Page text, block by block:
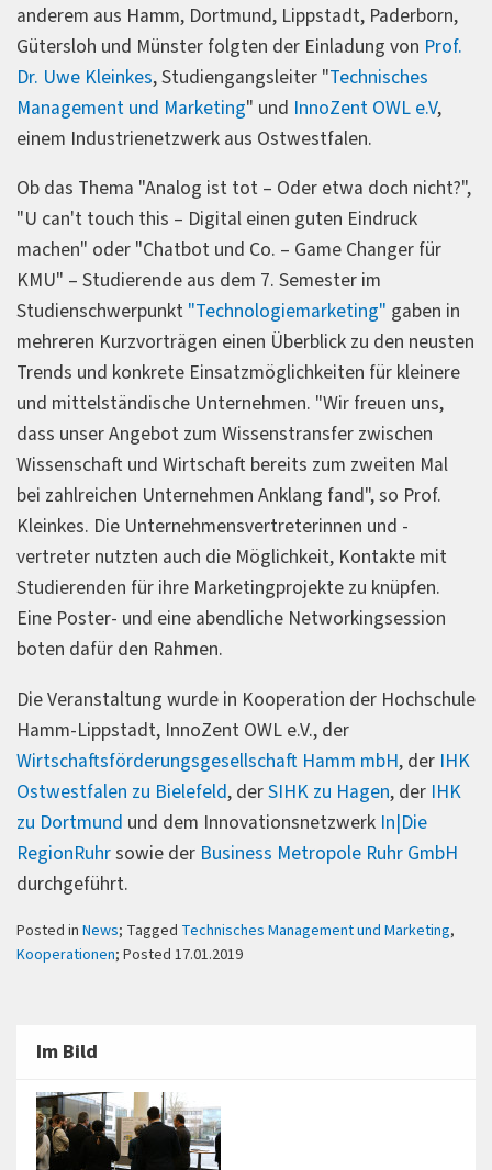
anderem aus Hamm, Dortmund, Lippstadt, Paderborn,
Gütersloh und Münster folgten der Einladung von Prof.
Dr. Uwe Kleinkes, Studiengangsleiter "Technisches
Management und Marketing" und InnoZent OWL e.V,
einem Industrienetzwerk aus Ostwestfalen.
Ob das Thema "Analog ist tot – Oder etwa doch nicht?",
"U can't touch this – Digital einen guten Eindruck
machen" oder "Chatbot und Co. – Game Changer für
KMU" – Studierende aus dem 7. Semester im
Studienschwerpunkt "Technologiemarketing" gaben in
mehreren Kurzvorträgen einen Überblick zu den neusten
Trends und konkrete Einsatzmöglichkeiten für kleinere
und mittelständische Unternehmen. "Wir freuen uns,
dass unser Angebot zum Wissenstransfer zwischen
Wissenschaft und Wirtschaft bereits zum zweiten Mal
bei zahlreichen Unternehmen Anklang fand", so Prof.
Kleinkes. Die Unternehmensvertreterinnen und -
vertreter nutzten auch die Möglichkeit, Kontakte mit
Studierenden für ihre Marketingprojekte zu knüpfen.
Eine Poster- und eine abendliche Networkingsession
boten dafür den Rahmen.
Die Veranstaltung wurde in Kooperation der Hochschule
Hamm-Lippstadt, InnoZent OWL e.V., der
Wirtschaftsförderungsgesellschaft Hamm mbH, der IHK
Ostwestfalen zu Bielefeld, derSIHK zu Hagen, der IHK
zu Dortmund und dem Innovationsnetzwerk In|Die
RegionRuhrsowie der Business Metropole Ruhr GmbH
durchgeführt.
Posted in News; Tagged Technisches Management und Marketing,
Kooperationen; Posted 17.01.2019
Im Bild